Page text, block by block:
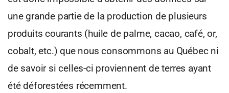
une grande partie de la production de plusieurs
produits courants (huile de palme, cacao, café, or,
cobalt, etc.) que nous consommons au Québec ni
de savoir si celles-ci proviennent de terres ayant
été déforestées récemment.